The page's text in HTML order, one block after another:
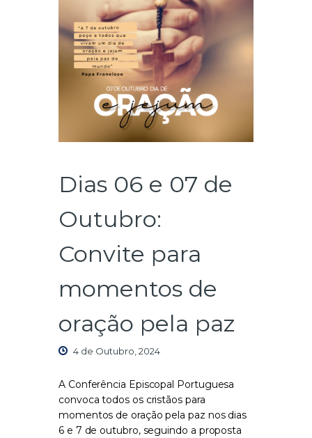
MULTIMÉDIA
SENTIR COM A IGREJA
CONTACTOS
Dias 06 e 07 de
Outubro:
Convite para
momentos de
oração pela paz
4 de Outubro, 2024
A Conferência Episcopal Portuguesa
convoca todos os cristãos para
momentos de oração pela paz nos dias
6 e 7 de outubro, seguindo a proposta